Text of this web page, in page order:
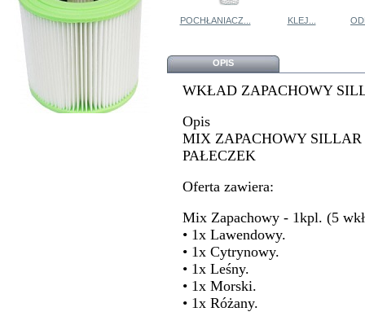
ODKAMIENIACZ... ZAPALNICZKA... POCHŁANIACZ... KLEJ...
OPIS
WKŁAD ZAPACHOWY
Opis
MIX ZAPACHOWY
PAŁECZEK
Oferta zawiera:
Mix Zapachowy - 1kpl. (5
• 1x Lawendowy.
• 1x Cytrynowy.
• 1x Leśny.
• 1x Morski.
• 1x Różany.